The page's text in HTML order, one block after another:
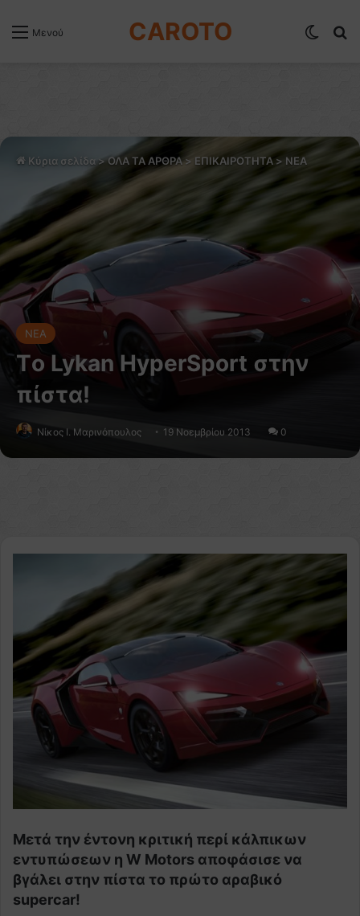
Μενού CAROTO
Κύρια σελίδα >ΟΛΑ ΤΑ ΑΡΘΡΑ> ΕΠΙΚΑΙΡΟΤΗΤΑ> NEA
NEA
Tο Lykan HyperSport στην
πίστα!
Nίκος Ι. Mαρινόπουλος 19 Νοεμβρίου 2013 0
Μετά την έντονη κριτική περί κάλπικων
εντυπώσεων η W Motors αποφάσισε να
βγάλει στην πίστα το πρώτο αραβικό
supercar!